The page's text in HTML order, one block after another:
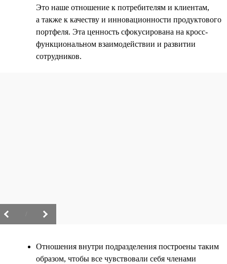
Это наше отношение к потребителям и клиентам,
а также к качеству и инновационности продуктового
портфеля. Эта ценность сфокусирована на кросс-
функциональном взаимодействии и развитии
сотрудников.
Отношения внутри подразделения построены таким
образом, чтобы все чувствовали себя членами